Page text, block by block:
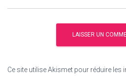
Ce site utilise Akismet pour réduire les